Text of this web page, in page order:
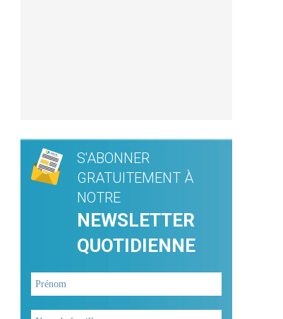
S'ABONNER
GRATUITEMENT À
NOTRE
NEWSLETTER
QUOTIDIENNE